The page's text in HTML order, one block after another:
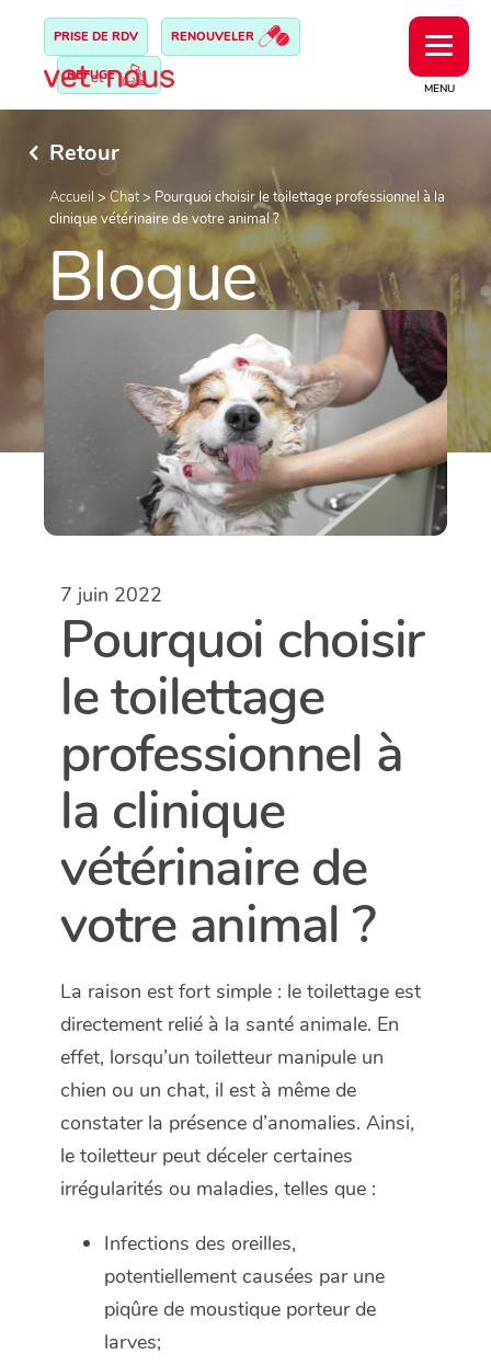
MENU
PRISE DE RDV RENOUVELER
REFUGE
Retour
Accueil >Chat> Pourquoi choisir le toilettage professionnel à la
clinique vétérinaire de votre animal ?
Blogue
7 juin 2022
Pourquoi choisir
le toilettage
professionnel à
la clinique
vétérinaire de
votre animal ?
La raison est fort simple : le toilettage est
directement relié à la santé animale. En
effet, lorsqu’un toiletteur manipule un
chien ou un chat, il est à même de
constater la présence d’anomalies. Ainsi,
le toiletteur peut déceler certaines
irrégularités ou maladies, telles que :
Infections des oreilles,
potentiellement causées par une
piqûre de moustique porteur de
larves;